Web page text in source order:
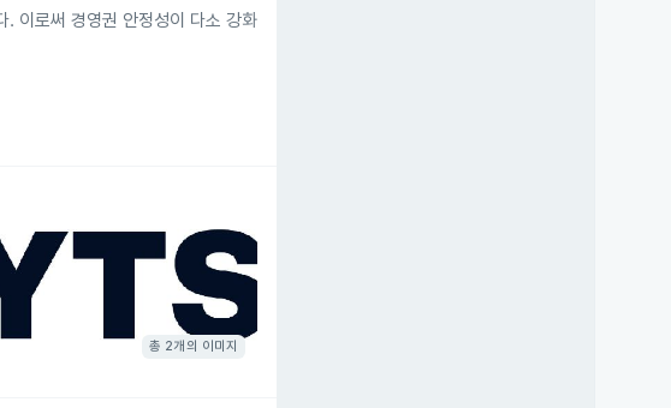
이로써 경영권 안정성이 다소 강화
총 2개의 이미지